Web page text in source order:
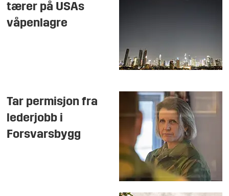
tærer på USAs
våpenlagre
Tar permisjon fra
lederjobb i
Forsvarsbygg